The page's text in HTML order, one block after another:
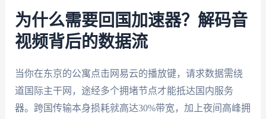
为什么需要回国加速器？解码音
视频背后的数据流
当你在东京的公寓点击网易云的播放键，请求数据需绕
道国际主干网，途经多个拥堵节点才能抵达国内服务
器。跨国传输本身损耗就高达30%带宽，加上夜间高峰拥